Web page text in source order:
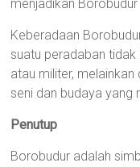
menjadikan
Keberadaan
suatu peradaban
atau militer,
seni dan budaya yang
Penutup
Borobudur adalah